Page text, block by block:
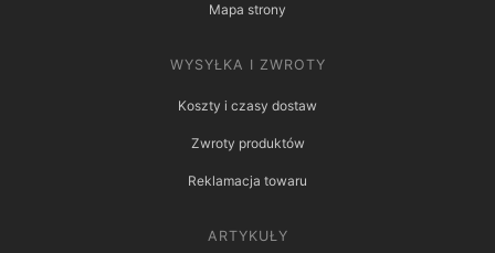
Mapa strony
WYSYŁKA I ZWROTY
Koszty i czasy dostaw
Zwroty produktów
Reklamacja towaru
ARTYKUŁY